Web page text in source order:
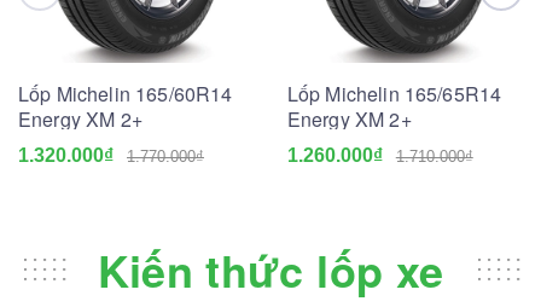
Lốp Michelin 165/60R14
Energy XM 2+
1.320.000₫ 1.770.000₫
Lốp Michelin 165/65R14
Energy XM 2+
1.260.000₫ 1.710.000₫
Kiến thức lốp xe